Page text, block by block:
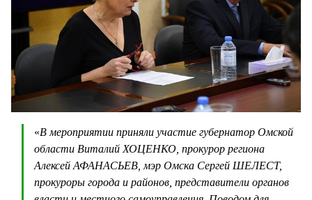
«В мероприятии приняли участие губернатор Омской
области Виталий ХОЦЕНКО, прокурор региона
Алексей АФАНАСЬЕВ, мэр Омска Сергей ШЕЛЕСТ,
прокуроры города и районов, представители органов